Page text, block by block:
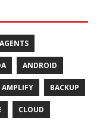
ANDROID
AMPLIFY BACKUP
CLOUD